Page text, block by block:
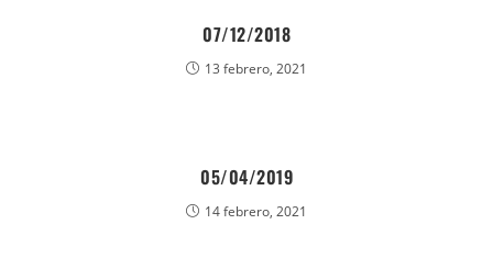
07/12/2018
13 febrero, 2021
05/04/2019
14 febrero, 2021